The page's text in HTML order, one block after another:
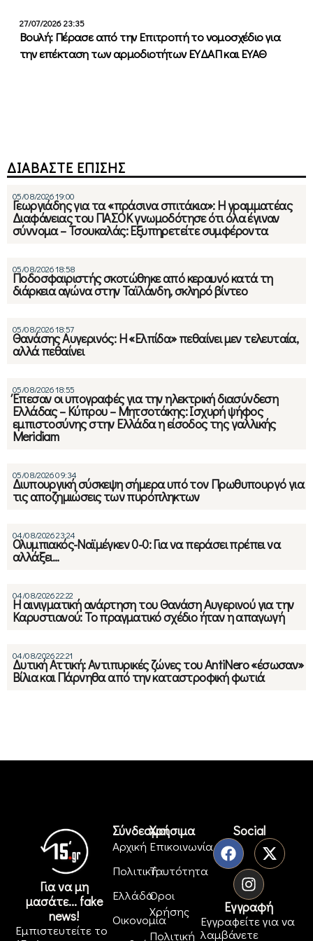
27/07/2026 23:35
Βουλή: Πέρασε από την Επιτροπή το νομοσχέδιο για
την επέκταση των αρμοδιοτήτων ΕΥΔΑΠ και ΕΥΑΘ
ΔΙΑΒΑΣΤΕ ΕΠΙΣΗΣ
05/08/2026 19:00
Γεωργιάδης για τα «πράσινα σπιτάκια»: Η γραμματέας
Διαφάνειας του ΠΑΣΟΚ γνωμοδότησε ότι όλα έγιναν
σύννομα – Τσουκαλάς: Εξυπηρετείτε συμφέροντα
05/08/2026 18:58
Ποδοσφαιριστής σκοτώθηκε από κεραυνό κατά τη
διάρκεια αγώνα στην Ταϊλάνδη, σκληρό βίντεο
05/08/2026 18:57
Θανάσης Αυγερινός: Η «Ελπίδα» πεθαίνει μεν τελευταία,
αλλά πεθαίνει
05/08/2026 18:55
Έπεσαν οι υπογραφές για την ηλεκτρική διασύνδεση
Ελλάδας – Κύπρου – Μητσοτάκης: Ισχυρή ψήφος
εμπιστοσύνης στην Ελλάδα η είσοδος της γαλλικής
Meridiam
05/08/2026 09:34
Διυπουργική σύσκεψη σήμερα υπό τον Πρωθυπουργό για
τις αποζημιώσεις των πυρόπληκτων
04/08/2026 23:24
Ολυμπιακός-Ναϊμέγκεν 0-0: Για να περάσει πρέπει να
αλλάξει…
04/08/2026 22:22
Η αινιγματική ανάρτηση του Θανάση Αυγερινού για την
Καρυστιανού: Το πραγματικό σχέδιο ήταν η απαγωγή
04/08/2026 22:21
Δυτική Αττική: Αντιπυρικές ζώνες του AntiNero «έσωσαν»
Βίλια και Πάρνηθα από την καταστροφική φωτιά
Για να μη
μασάτε... fake
news!
Εμπιστευτείτε το
Σύνδεσμοι
Αρχική
Πολιτική
Ελλάδα
Οικονομία
Χρήσιμα
Επικοινωνία
Ταυτότητα
Όροι
Χρήσης
Πολιτική
Social
Εγγραφή
Εγγραφείτε για να
λαμβάνετε